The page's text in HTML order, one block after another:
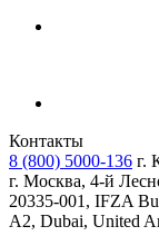
Контакты
8 (800) 5000-136 г.
г. Москва, 4-й
20335-001, IFZA
A2, Dubai, United